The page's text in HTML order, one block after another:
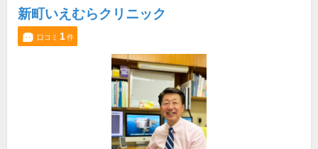
新町いえむらクリニック
口コミ 1件